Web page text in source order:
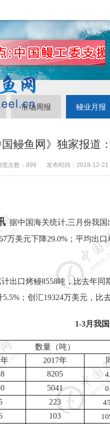
市场周报 鳗业月报
国鳗鱼网》独家报道
览次数： 899 发布时间： 2018-12-21
据中国海关统计,三 月份我
万美元下降29.0% ；平均出
计出口烤鳗8558吨，比去年同
5.5% ；创汇19324万美元，比
1-3月我
数量（吨）
年 2017年
8205
5041
223
103